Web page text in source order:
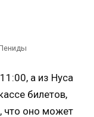
а из Нуса
билетов,
что оно может